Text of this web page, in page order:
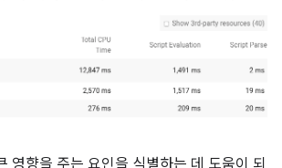
영향을 주는 요인을 식별하는 데 도움이 되